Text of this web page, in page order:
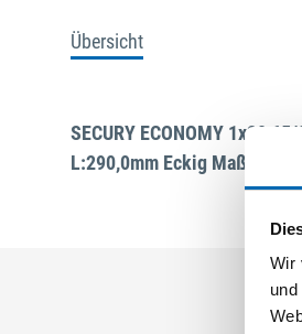
Wir
Übersicht
SECURY ECONOMY 1x20
L:290,0mm Eckig Maße: